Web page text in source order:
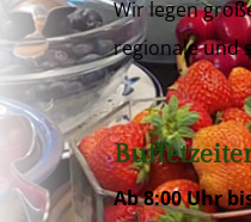
Wir legen
regionale und
Ab 8:00 Uhr